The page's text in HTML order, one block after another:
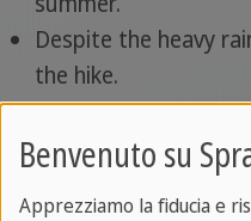
Despite the heavy
the hike.
soluzioni
Benvenuto su
Apprezziamo la fiducia e